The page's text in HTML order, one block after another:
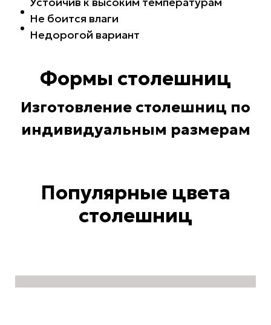
Не боится влаги
Недорогой вариант
Формы столешниц
Изготовление столешниц по
индивидуальным размерам
Популярные цвета
столешниц